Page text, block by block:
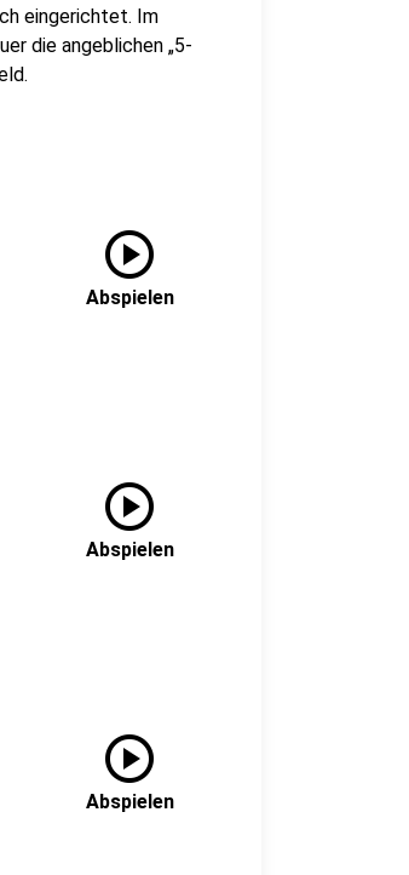
eingerichtet. Im
die angeblichen „5-
play_circle
Abspielen
play_circle
Abspielen
play_circle
Abspielen